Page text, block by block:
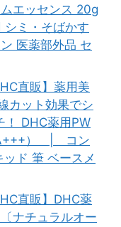
エッセンス 20g
シミ・そばかす
医薬部外品 セ
直販】薬用美
カット効果でシ
！ DHC薬用PW
） | コン
ド 筆 ベースメ
直販】DHC薬
ナチュラルオー